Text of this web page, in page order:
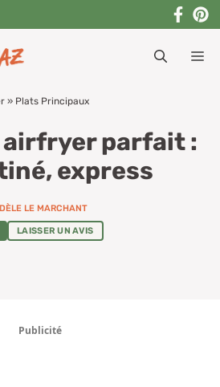
» Plats Principaux
airfryer parfait :
express
LE MARCHANT
LAISSER UN AVIS
Publicité